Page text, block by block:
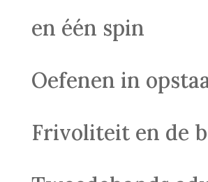
en één spin
Oefenen in
Frivoliteit en de